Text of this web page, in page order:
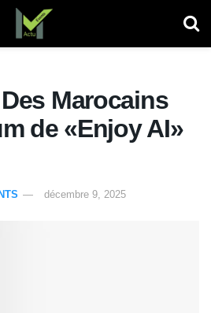
Marocains
de «Enjoy AI»
décembre 9, 2025